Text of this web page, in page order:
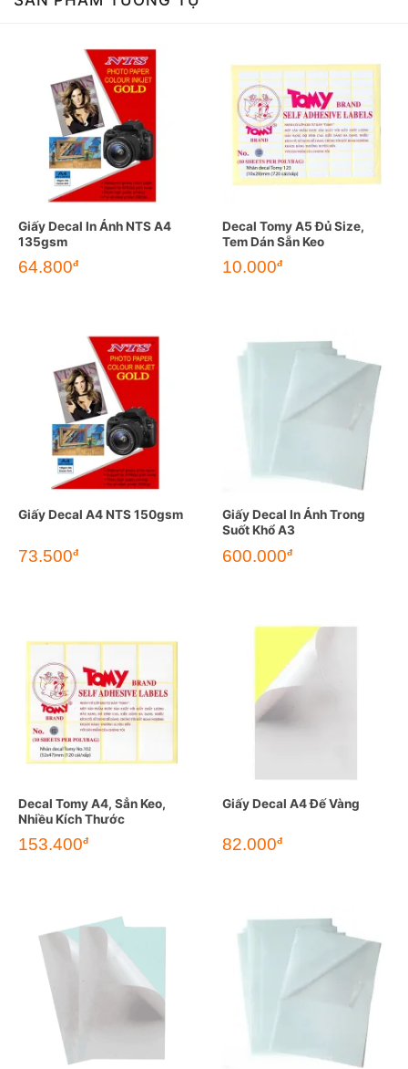
Giấy Decal In Ảnh NTS A4
135gsm
64.800đ
Decal Tomy A5 Đủ Size,
Tem Dán Sẵn Keo
10.000đ
Giấy Decal A4 NTS 150gsm
73.500đ
Giấy Decal In Ảnh Trong
Suốt Khổ A3
600.000đ
Decal Tomy A4, Sẳn Keo,
Nhiều Kích Thước
153.400đ
Giấy Decal A4 Đế Vàng
82.000đ